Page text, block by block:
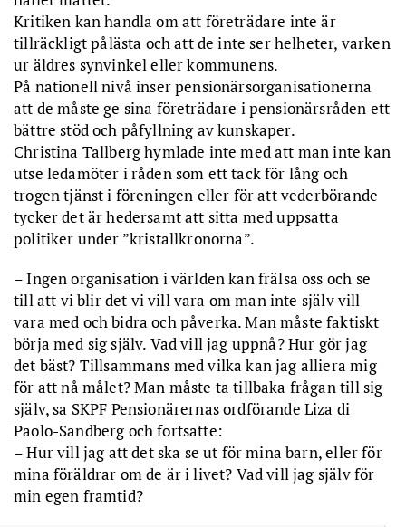
Kritiken kan handla om att företrädare inte är
tillräckligt pålästa och att de inte ser helheter, varken
ur äldres synvinkel eller kommunens.
På nationell nivå inser pensionärsorganisationerna
att de måste ge sina företrädare i pensionärsråden ett
bättre stöd och påfyllning av kunskaper.
Christina Tallberg hymlade inte med att man inte kan
utse ledamöter i råden som ett tack för lång och
trogen tjänst i föreningen eller för att vederbörande
tycker det är hedersamt att sitta med uppsatta
politiker under ”kristallkronorna”.
– Ingen organisation i världen kan frälsa oss och se
till att vi blir det vi vill vara om man inte själv vill
vara med och bidra och påverka. Man måste faktiskt
börja med sig själv. Vad vill jag uppnå? Hur gör jag
det bäst? Tillsammans med vilka kan jag alliera mig
för att nå målet? Man måste ta tillbaka frågan till sig
själv, sa SKPF Pensionärernas ordförande Liza di
Paolo-Sandberg och fortsatte:
– Hur vill jag att det ska se ut för mina barn, eller för
mina föräldrar om de är i livet? Vad vill jag själv för
min egen framtid?